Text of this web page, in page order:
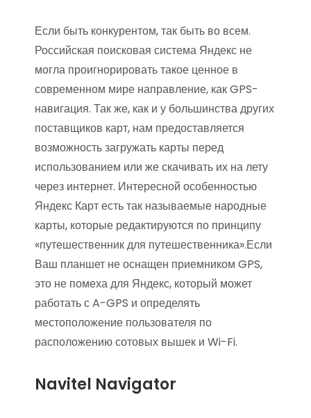
Если быть конкурентом, так быть во всем.
Российская поисковая система Яндекс не
могла проигнорировать такое ценное в
современном мире направление, как GPS-
навигация. Так же, как и у большинства других
поставщиков карт, нам предоставляется
возможность загружать карты перед
использованием или же скачивать их на лету
через интернет. Интересной особенностью
Яндекс Карт есть так называемые народные
карты, которые редактируются по принципу
«путешественник для путешественника».Если
Ваш планшет не оснащен приемником GPS,
это не помеха для Яндекс, который может
работать с A-GPS и определять
местоположение пользователя по
расположению сотовых вышек и Wi-Fi.
Navitel Navigator